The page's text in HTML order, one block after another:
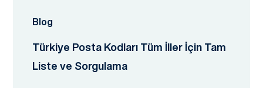
Blog
Türkiye Posta Kodları Tüm İller İçin Tam
Liste ve Sorgulama